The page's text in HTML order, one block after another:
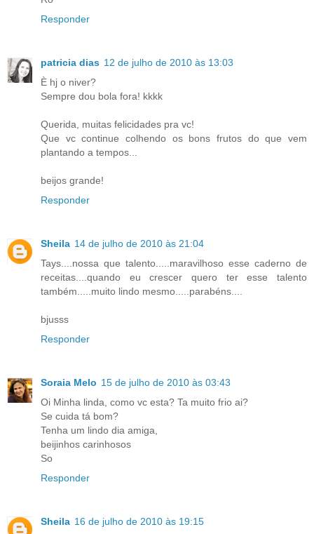
Responder
patricia dias 12 de julho de 2010 às 13:03
È hj o niver?
Sempre dou bola fora! kkkk
Querida, muitas felicidades pra vc!
Que vc continue colhendo os bons frutos do que vem
plantando a tempos...
beijos grande!
Responder
Sheila 14 de julho de 2010 às 21:04
Tays....nossa que talento.....maravilhoso esse caderno de
receitas....quando eu crescer quero ter esse talento
também.....muito lindo mesmo.....parabéns....
bjusss
Responder
Soraia Melo 15 de julho de 2010 às 03:43
Oi Minha linda, como vc esta? Ta muito frio ai?
Se cuida tá bom?
Tenha um lindo dia amiga,
beijinhos carinhosos
So
Responder
Sheila 16 de julho de 2010 às 19:15